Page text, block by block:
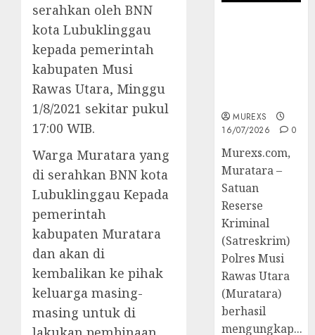
serahkan oleh BNN
kota Lubuklinggau
kepada pemerintah
kabupaten Musi
Rawas Utara, Minggu
1/8/2021 sekitar pukul
17:00 WIB.
Warga Muratara yang
di serahkan BNN kota
Lubuklinggau Kepada
pemerintah
kabupaten Muratara
dan akan di
kembalikan ke pihak
keluarga masing-
masing untuk di
MUREXS
16/07/2026
0
Murexs.com,
Muratara –
Satuan
Reserse
Kriminal
(Satreskrim)
Polres Musi
Rawas Utara
(Muratara)
berhasil
mengungkap...